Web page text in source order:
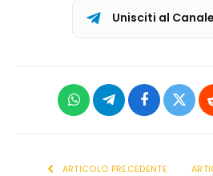
Unisciti al
WhatsAppTelegramFacebook
X
ARTICOLO PRECEDENTE